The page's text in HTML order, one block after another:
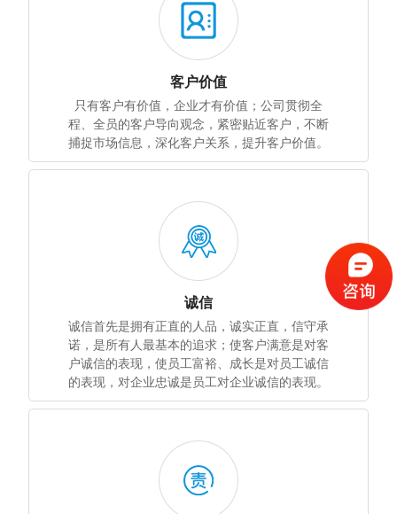
客户价值
只有客户有价值，企业才有价值；公司贯彻全
程、全员的客户导向观念，紧密贴近客户，不断
捕捉市场信息，深化客户关系，提升客户价值。
诚信
诚信首先是拥有正直的人品，诚实正直，信守承
诺，是所有人最基本的追求；使客户满意是对客
户诚信的表现，使员工富裕、成长是对员工诚信
的表现，对企业忠诚是员工对企业诚信的表现。